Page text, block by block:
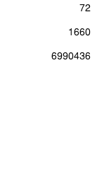
72
1660
6990436